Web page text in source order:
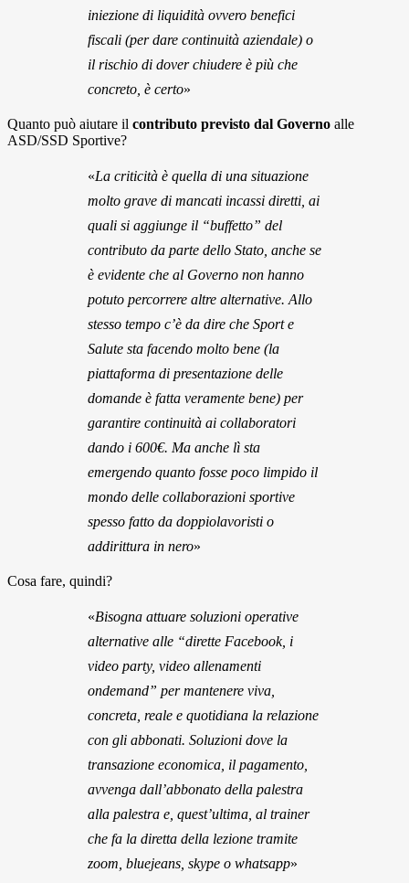
iniezione di liquidità ovvero benefici
fiscali (per dare continuità aziendale) o
il rischio di dover chiudere è più che
concreto, è certo»
Quanto può aiutare il contributo previsto dal Governo alle
ASD/SSD Sportive?
«La criticità è quella di una situazione
molto grave di mancati incassi diretti, ai
quali si aggiunge il “buffetto” del
contributo da parte dello Stato, anche se
è evidente che al Governo non hanno
potuto percorrere altre alternative. Allo
stesso tempo c’è da dire che Sport e
Salute sta facendo molto bene (la
piattaforma di presentazione delle
domande è fatta veramente bene) per
garantire continuità ai collaboratori
dando i 600€. Ma anche lì sta
emergendo quanto fosse poco limpido il
mondo delle collaborazioni sportive
spesso fatto da doppiolavoristi o
addirittura in nero»
Cosa fare, quindi?
«Bisogna attuare soluzioni operative
alternative alle “dirette Facebook, i
video party, video allenamenti
ondemand” per mantenere viva,
concreta, reale e quotidiana la relazione
con gli abbonati. Soluzioni dove la
transazione economica, il pagamento,
avvenga dall’abbonato della palestra
alla palestra e, quest’ultima, al trainer
che fa la diretta della lezione tramite
zoom, bluejeans, skype o whatsapp»